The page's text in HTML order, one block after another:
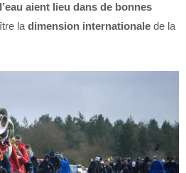
aient lieu dans de bonnes
la dimension internationale de la